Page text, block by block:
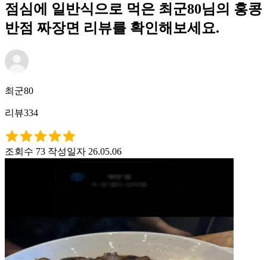
점심에 일반식으로 먹은 최군80님의 홍콩
반점 짜장면 리뷰를 확인해보세요.
최군80
리뷰334
조회수 73 작성일자 26.05.06